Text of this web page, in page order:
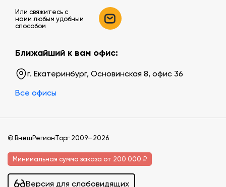
Или свяжитесь c
нами любым удобным
способом
Ближайший к вам офис:
г. Екатеринбург, Основинская 8, офис 36
Все офисы
© ВнешРегионТорг 2009—2026
Минимальная сумма заказа от 200 000 ₽
Версия для слабовидящих